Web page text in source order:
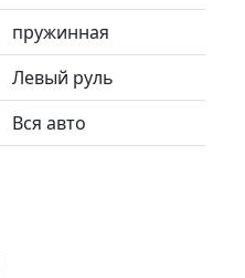
пружинная
Левый руль
Вся авто